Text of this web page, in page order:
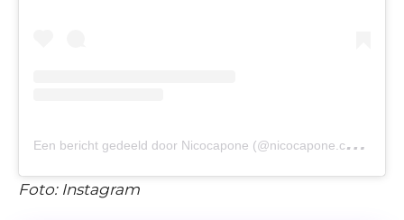
E
en bericht gedeeld door Nicocapone (@nicocapone.comedy)
Foto: Instagram